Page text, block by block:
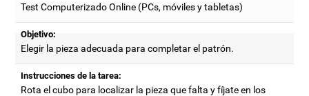
Test Computerizado Online (PCs, móviles y tabletas)
Objetivo:
Elegir la pieza adecuada para completar el patrón.
Instrucciones de la tarea:
Rota el cubo para localizar la pieza que falta y fíjate en los